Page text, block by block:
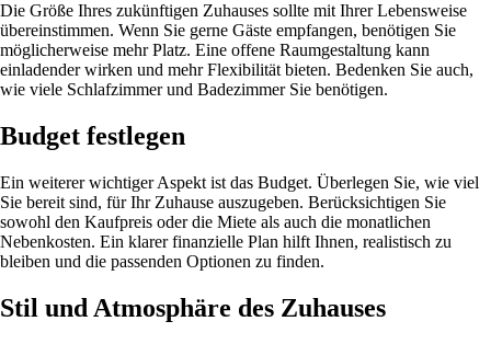
Die Größe Ihres zukünftigen Zuhauses sollte mit Ihrer Lebensweise
übereinstimmen. Wenn Sie gerne Gäste empfangen, benötigen Sie
möglicherweise mehr Platz. Eine offene Raumgestaltung kann
einladender wirken und mehr Flexibilität bieten. Bedenken Sie auch,
wie viele Schlafzimmer und Badezimmer Sie benötigen.
Budget festlegen
Ein weiterer wichtiger Aspekt ist das Budget. Überlegen Sie, wie viel
Sie bereit sind, für Ihr Zuhause auszugeben. Berücksichtigen Sie
sowohl den Kaufpreis oder die Miete als auch die monatlichen
Nebenkosten. Ein klarer finanzielle Plan hilft Ihnen, realistisch zu
bleiben und die passenden Optionen zu finden.
Stil und Atmosphäre des Zuhauses